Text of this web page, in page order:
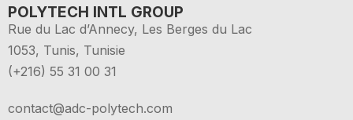
POLYTECH INTL GROUP
Rue du Lac d’Annecy, Les Berges du Lac
1053, Tunis, Tunisie
(+216) 55 31 00 31
contact@adc-polytech.com